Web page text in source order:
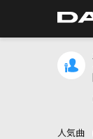
人気曲